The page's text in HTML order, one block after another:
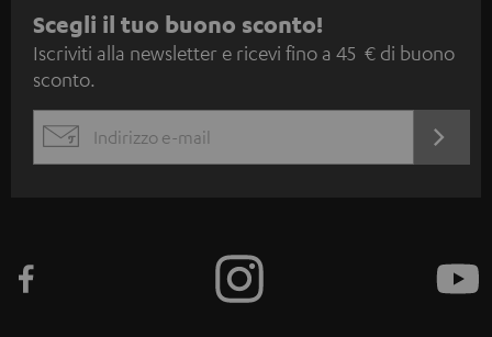
I
s
c
i
n
Scegli il tuo buono sconto!
Iscriviti alla newsletter e ricevi fino a 45 € di buono
sconto.
EMAIL
ORA